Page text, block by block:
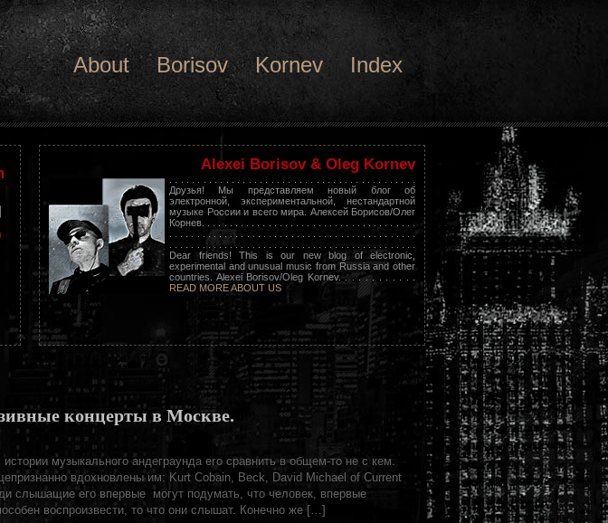
About Borisov Kornev Index
Alexei Borisov & Oleg Kornev
Друзья! Мы представляем новый блог об
электронной, экспериментальной, нестандартной
музыке России и всего мира. Алексей Борисов/Олег
Корнев. . . . . . . . . . . . . . . . . . . . . . . . . . . . . . . . . . . . . . .
. . . . . . . . . . . . . . . . . . . . . . . . . . . . . . . . . . . . . . . . . . . . .
. . . . . . . . . . . . . . . . . . . . . . . . . . . . . . . . . . . . . . . . . . . . .
Dear friends! This is our new blog of electronic,
experimental and unusual music from Russia and other
countries. Alexei Borisov/Oleg Kornev. . . . . . . . . . . .
READ MORE ABOUT US
концерты в Москве.
музыкального андеграунда его сравнить в общем-то не с кем.
вдохновлены им: Kurt Cobain, Beck, David Michael of Current
слышащие его впервые могут подумать, что человек, впервые
воспроизвести, то что они слышат. Конечно же […]